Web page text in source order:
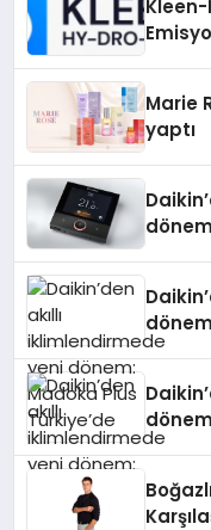
Kleen-
Marie
yaptı